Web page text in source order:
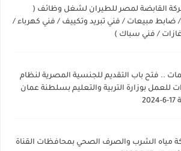
القابضة لمصر للطيران لشغل وظائف (
ضابط مبيعات / فني تبريد وتكييف / فني كهرباء /
/ فني سباك )
.. فتح باب التقديم للجنسية المصرية لنظام
للعمل بوزارة التربية والتعليم بسلطنة عمان
مياه الشرب والصرف الصحي بمحافظات القناة